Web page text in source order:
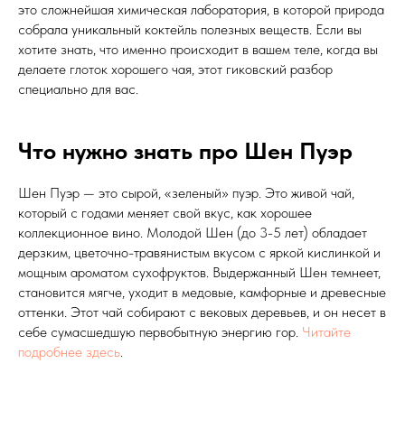
это сложнейшая химическая лаборатория, в которой природа
собрала уникальный коктейль полезных веществ. Если вы
хотите знать, что именно происходит в вашем теле, когда вы
делаете глоток хорошего чая, этот гиковский разбор
специально для вас.
Что нужно знать про Шен Пуэр
Шен Пуэр — это сырой, «зеленый» пуэр. Это живой чай,
который с годами меняет свой вкус, как хорошее
коллекционное вино. Молодой Шен (до 3-5 лет) обладает
дерзким, цветочно-травянистым вкусом с яркой кислинкой и
мощным ароматом сухофруктов. Выдержанный Шен темнеет,
становится мягче, уходит в медовые, камфорные и древесные
оттенки. Этот чай собирают с вековых деревьев, и он несет в
себе сумасшедшую первобытную энергию гор. Читайте
подробнее здесь.